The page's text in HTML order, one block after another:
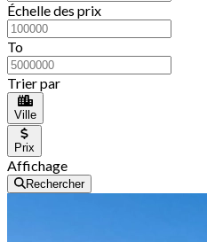
Échelle des prix
To
Trier par
Ville
Prix
Affichage
Rechercher